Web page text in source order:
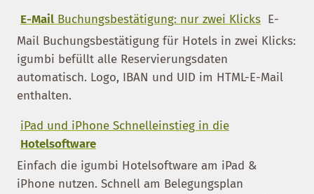
E-Mail Buchungsbestätigung: nur zwei Klicks E-
Mail Buchungsbestätigung für Hotels in zwei Klicks:
igumbi befüllt alle Reservierungsdaten
automatisch. Logo, IBAN und UID im HTML-E-Mail
enthalten.
iPad und iPhone Schnelleinstieg in die
Hotelsoftware
Einfach die igumbi Hotelsoftware am iPad &
iPhone nutzen. Schnell am Belegungsplan